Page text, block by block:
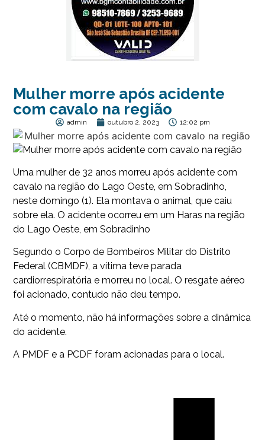
Mulher morre após acidente
com cavalo na região
admin outubro 2, 2023 12:02 pm
Uma mulher de 32 anos morreu após acidente com
cavalo na região do Lago Oeste, em Sobradinho,
neste domingo (1). Ela montava o animal, que caiu
sobre ela. O acidente ocorreu em um Haras na região
do Lago Oeste, em Sobradinho
Segundo o Corpo de Bombeiros Militar do Distrito
Federal (CBMDF), a vítima teve parada
cardiorrespiratória e morreu no local. O resgate aéreo
foi acionado, contudo não deu tempo.
Até o momento, não há informações sobre a dinâmica
do acidente.
A PMDF e a PCDF foram acionadas para o local.